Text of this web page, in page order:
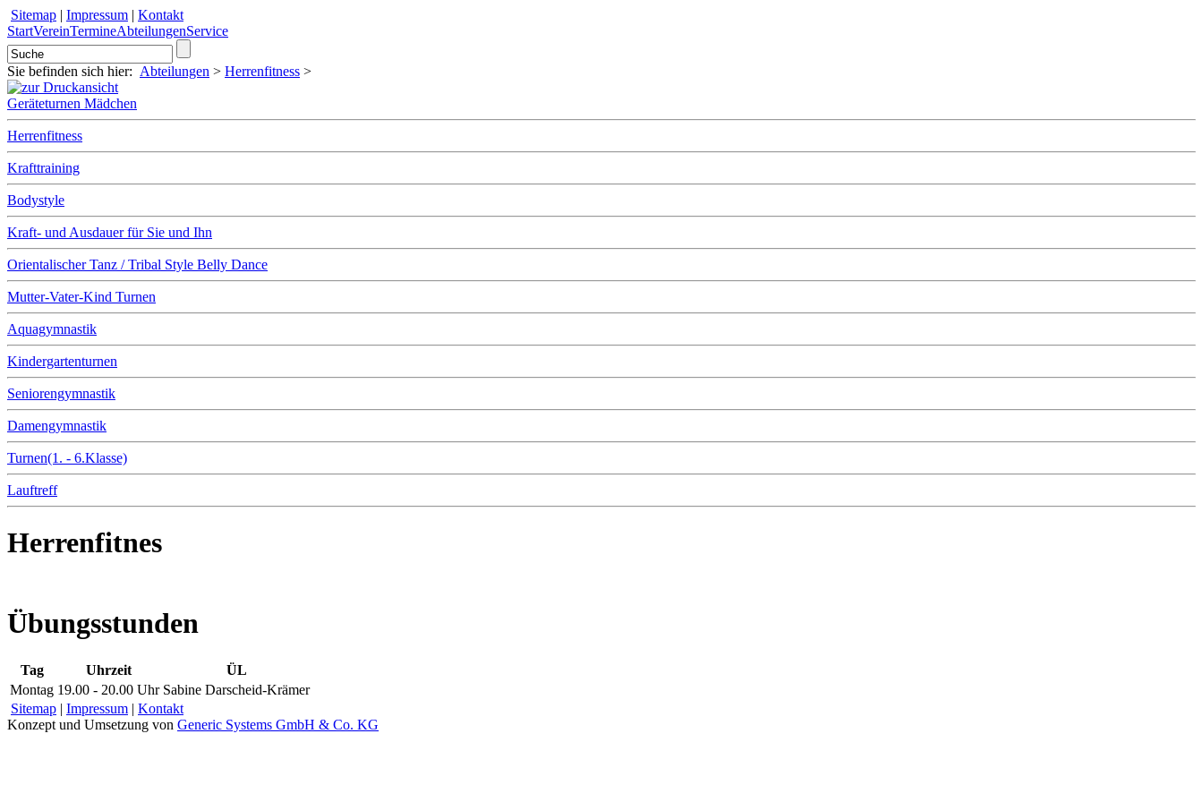
Sitemap | Impressum | Kontakt
StartVereinTermineAbteilungenService
Sie befinden sich hier: Abteilungen > Herrenfitness >
Geräteturnen Mädchen
Herrenfitness
Krafttraining
Bodystyle
Kraft- und Ausdauer für Sie und Ihn
Orientalischer Tanz / Tribal Style Belly Dance
Mutter-Vater-Kind Turnen
Aquagymnastik
Kindergartenturnen
Seniorengymnastik
Damengymnastik
Turnen(1. - 6.Klasse)
Lauftreff
Herrenfitnes
Übungsstunden
Tag Uhrzeit
ÜL
Montag 19.00 - 20.00 Uhr Sabine Darscheid-Krämer
Sitemap | Impressum | Kontakt
Konzept und Umsetzung von Generic Systems GmbH & Co. KG